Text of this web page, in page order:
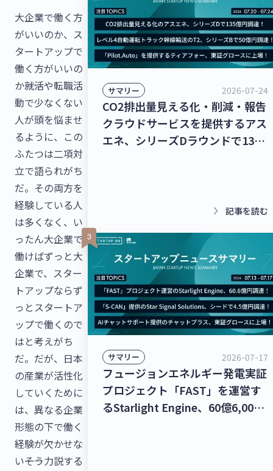
大企業で働く方
がいいのか、ス
タートアップで
働く方がいいの
か――就活や転職活
動で少なくない
人が頭を悩ませ
るように、この
ふたつは二項対
立で語られがち
だ。その両方を
経験している人
は多くなく、い
ったん大企業で
働けばずっと大
企業で、スター
トアップならず
っとスタートア
ップで働くので
はと考えがち
だ。だが、日本
の産業が活性化
していくために
は、異なる企業
形態の下で働く
経験が欠かせな
い――そう力説する
サマリー 2026-07-24
CO2排出量見える化・削減・報告
クラウドサービスを提供するアス
エネ、シリーズDラウンドで135
円を調達！【最新スタートアップ
keyboard_arrow_right 記事を読む
サマリー 2026-07-17
フュージョンエネルギー発電実証
プロジェクト「FAST」を運営す
るStarlight Engine、60億6,000